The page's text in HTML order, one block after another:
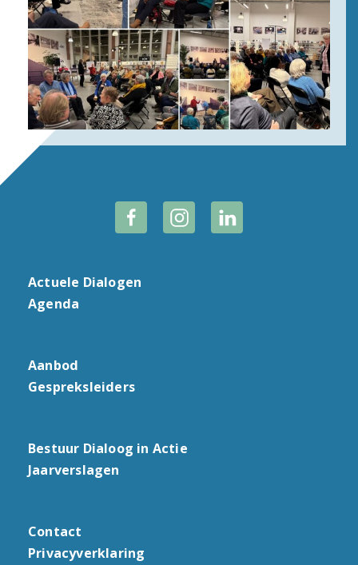
Actuele Dialogen
Agenda
Aanbod
Gespreksleiders
Bestuur Dialoog in Actie
Jaarverslagen
Contact
Privacyverklaring